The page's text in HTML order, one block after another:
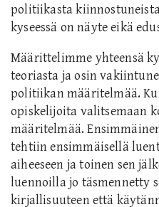
politiikasta
kyseessä on näyte eikä
Määrittelimme yhteensä
teoriasta ja osin
politiikan määritelmää.
opiskelijoita valitsemaan
määritelmää.
tehtiin ensimmäisellä
aiheeseen ja toinen sen
luennoilla jo täsmennetty
kirjallisuuteen että